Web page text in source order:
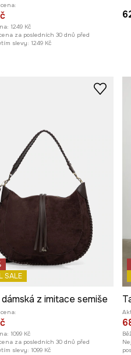
1249 Kč
za posledních 30 dnů před
slevy: 1249 Kč
SALE
z imitace semiše
1099 Kč
za posledních 30 dnů před
slevy: 1099 Kč